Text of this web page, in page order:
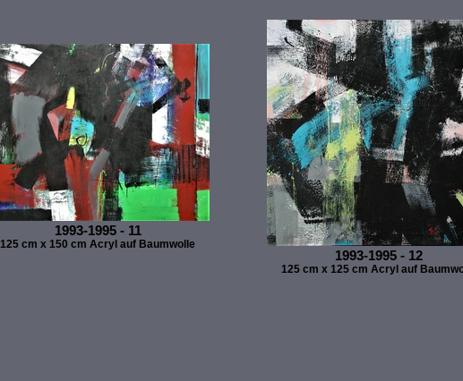
1993-1995 - 11
125 cm x 150 cm Acryl auf Baumwolle
1993-1995 - 12
125 cm x 125 cm Acryl auf